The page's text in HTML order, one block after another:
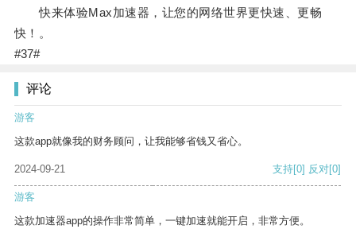
快来体验Max加速器，让您的网络世界更快速、更畅
快！。
#37#
评论
游客
这款app就像我的财务顾问，让我能够省钱又省心。
2024-09-21 支持[0] 反对[0]
游客
这款加速器app的操作非常简单，一键加速就能开启，非常方便。